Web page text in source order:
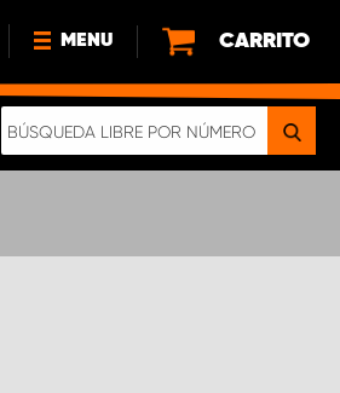
MENU
NOTICIAS
CARRITO